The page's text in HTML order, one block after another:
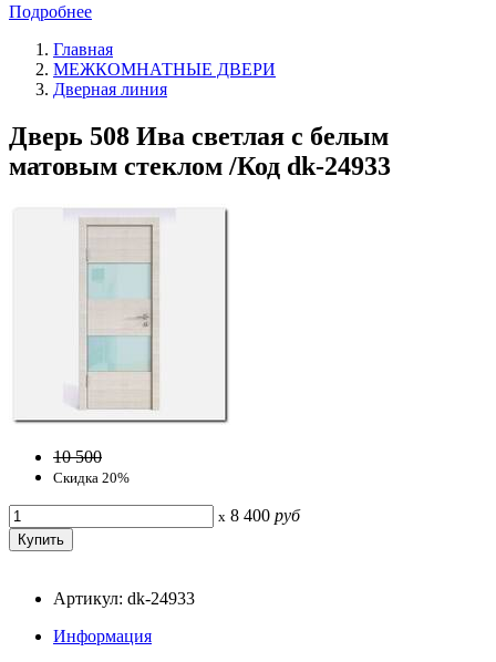
Подробнее
Главная
МЕЖКОМНАТНЫЕ ДВЕРИ
Дверная линия
Дверь 508 Ива светлая с белым
матовым стеклом /Код dk-24933
10 500
Скидка 20%
x 8 400 руб
Артикул: dk-24933
Информация